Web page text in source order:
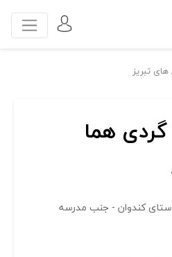
تبریز
گردی هما
کندوان - جنب مدرسه